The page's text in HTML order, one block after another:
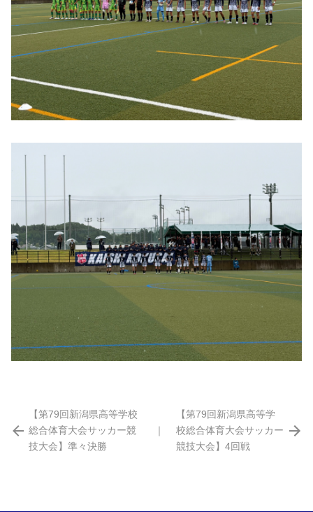
【第79回新潟県高等学校
総合体育大会サッカー競
技大会】準々決勝
｜
【第79回新潟県高等学
校総合体育大会サッカー
競技大会】4回戦